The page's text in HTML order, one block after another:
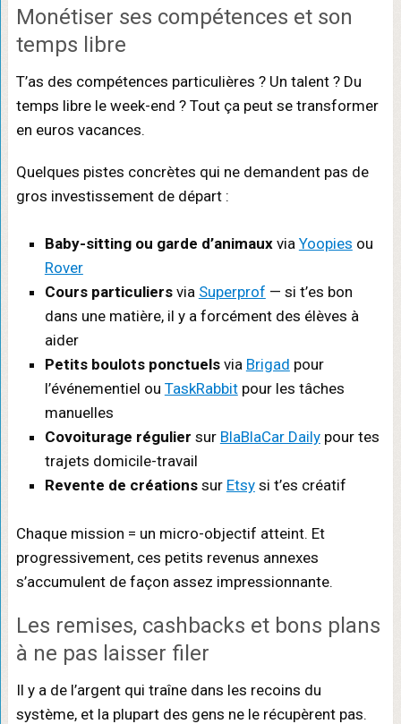
Monétiser ses compétences et son
temps libre
T’as des compétences particulières ? Un talent ? Du
temps libre le week-end ? Tout ça peut se transformer
en euros vacances.
Quelques pistes concrètes qui ne demandent pas de
gros investissement de départ :
Baby-sitting ou garde d’animauxvia Yoopies ou
Rover
Cours particuliersvia Superprof — si t’es bon
dans une matière, il y a forcément des élèves à
aider
Petits boulots ponctuelsvia Brigad pour
l’événementiel ou TaskRabbitpour les tâches
manuelles
Covoiturage régulier sur BlaBlaCar Dailypour tes
trajets domicile-travail
Revente de créationssur Etsysi t’es créatif
Chaque mission = un micro-objectif atteint. Et
progressivement, ces petits revenus annexes
s’accumulent de façon assez impressionnante.
Les remises, cashbacks et bons plans
à ne pas laisser filer
Il y a de l’argent qui traîne dans les recoins du
système, et la plupart des gens ne le récupèrent pas.